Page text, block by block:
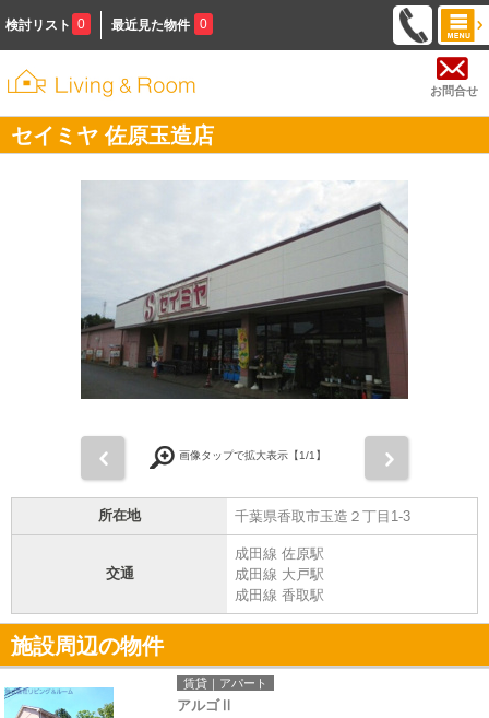
検討リスト 0 最近見た物件 0
お問合せ
セイミヤ 佐原玉造店
画像タップで拡大表示【1/1】
所在地 千葉県香取市玉造２丁目1-3
交通
成田線 佐原駅
成田線 大戸駅
成田線 香取駅
施設周辺の物件
賃貸｜アパート
アルゴⅡ